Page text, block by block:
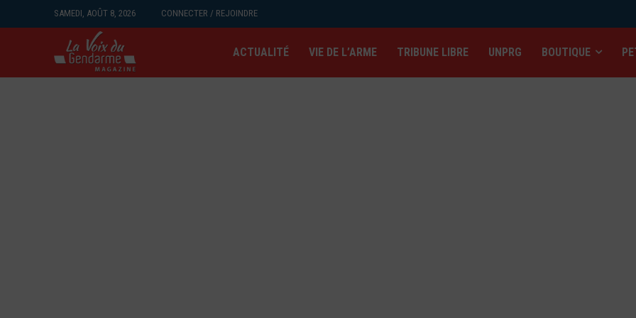
SAMEDI, AOÛT 8, 2026 CONNECTER / REJOINDRE
ACTUALITÉ VIE DE L’ARME TRIBUNE LIBRE UNPRG BOUTIQUE